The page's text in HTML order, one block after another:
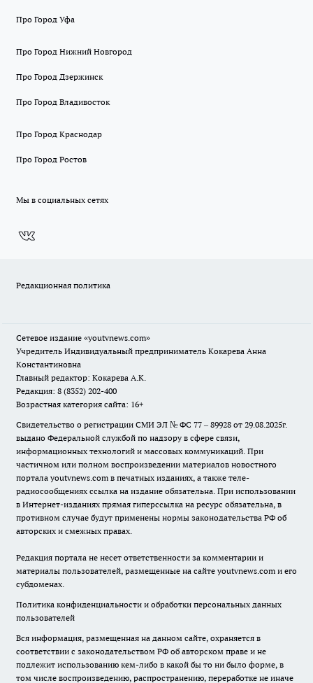
Про Город Уфа
Про Город Нижний Новгород
Про Город Дзержинск
Про Город Владивосток
Про Город Краснодар
Про Город Ростов
Мы в социальных сетях
Редакционная политика
Сетевое издание «youtvnews.com»
Учредитель Индивидуальный предприниматель Кокарева Анна
Константиновна
Главный редактор: Кокарева А.К.
Редакция: 8 (8352) 202-400
Возрастная категория сайта: 16+
Свидетельство о регистрации СМИ ЭЛ № ФС 77 – 89928 от 29.08.2025г.
выдано Федеральной службой по надзору в сфере связи,
информационных технологий и массовых коммуникаций. При
частичном или полном воспроизведении материалов новостного
портала youtvnews.com в печатных изданиях, а также теле-
радиосообщениях ссылка на издание обязательна. При использовании
в Интернет-изданиях прямая гиперссылка на ресурс обязательна, в
противном случае будут применены нормы законодательства РФ об
авторских и смежных правах.
Редакция портала не несет ответственности за комментарии и
материалы пользователей, размещенные на сайте youtvnews.com и его
субдоменах.
Политика конфиденциальности и обработки персональных данных
пользователей
Вся информация, размещенная на данном сайте, охраняется в
соответствии с законодательством РФ об авторском праве и не
подлежит использованию кем-либо в какой бы то ни было форме, в
том числе воспроизведению, распространению, переработке не иначе